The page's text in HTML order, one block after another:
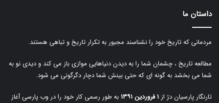
داستان ما
مردمانی که تاریخ خود را نشناسند مجبور به تکرار تاریخ و تباهی هستند.
مطالعه تاریخ ، چشمان شما را به دیدن دنیاهایی موازی باز می کند و دیدی نو به
شما می بخشد به گونه ای که حتی بینش شما دچار دگرگونی می شود.
تارنگار پارسیان دژ از ۱ فروردین ۱۳۹۱
به طور رسمی کار خود را در وب پارسی آغاز